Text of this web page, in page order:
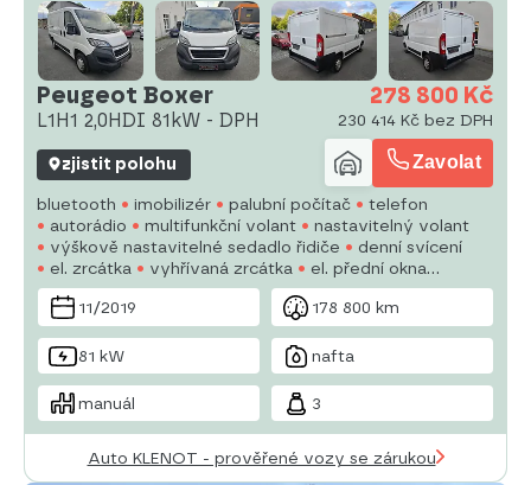
Peugeot Boxer
L1H1 2,0HDI 81kW - DPH
278 800 Kč
230 414 Kč bez DPH
zjistit polohu Zavolat
bluetooth imobilizér palubní počítač
telefon
autorádio
multifunkční volant
nastavitelný volant
výškově nastavitelné sedadlo řidiče
denní svícení
el. zrcátka
vyhřívaná zrcátka
el. přední okna
centrální zamykání
man. klimatizace
centrál dálkový
11/2019
178 800 km
81 kW nafta
manuál 3
Auto KLENOT - prověřené vozy se zárukou